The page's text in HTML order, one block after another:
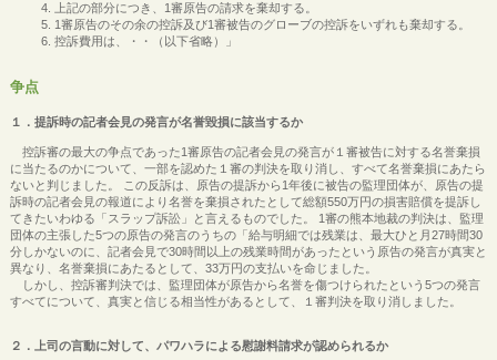
上記の部分につき、1審原告の請求を棄却する。
1審原告のその余の控訴及び1審被告のグローブの控訴をいずれも棄却する。
控訴費用は、・・（以下省略）」
争点
１．提訴時の記者会見の発言が名誉毀損に該当するか
控訴審の最大の争点であった1審原告の記者会見の発言が１審被告に対する名誉棄損
に当たるのかについて、一部を認めた１審の判決を取り消し、すべて名誉棄損にあたら
ないと判じました。 この反訴は、原告の提訴から1年後に被告の監理団体が、原告の提
訴時の記者会見の報道により名誉を棄損されたとして総額550万円の損害賠償を提訴し
てきたいわゆる「スラップ訴訟」と言えるものでした。 1審の熊本地裁の判決は、監理
団体の主張した5つの原告の発言のうちの「給与明細では残業は、最大ひと月27時間30
分しかないのに、記者会見で30時間以上の残業時間があったという原告の発言が真実と
異なり、名誉棄損にあたるとして、33万円の支払いを命じました。
しかし、控訴審判決では、監理団体が原告から名誉を傷つけられたという5つの発言
すべてについて、真実と信じる相当性があるとして、１審判決を取り消しました。
２．上司の言動に対して、パワハラによる慰謝料請求が認められるか